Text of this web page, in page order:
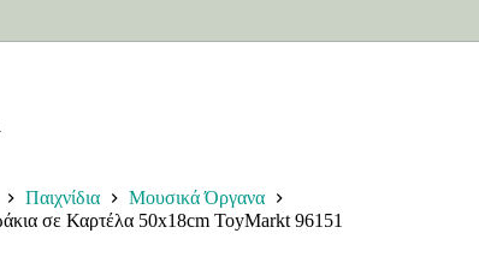
Παιχνίδια
Μουσικά Όργανα
σε Καρτέλα 50x18cm ToyMarkt 96151